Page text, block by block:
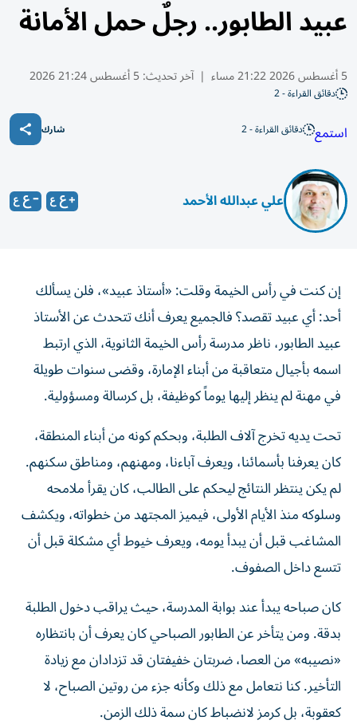
عبيد الطابور.. رجلٌ حمل الأمانة
5 أغسطس 2026 21:22 مساء | آخر تحديث:5 أغسطس 21:24 2026
دقائق القراءة - 2
استمع دقائق القراءة - 2 شارك
علي عبدالله الأحمد
إن كنت في رأس الخيمة وقلت: «أستاذ عبيد»، فلن يسألك
أحد: أي عبيد تقصد؟ فالجميع يعرف أنك تتحدث عن الأستاذ
عبيد الطابور، ناظر مدرسة رأس الخيمة الثانوية، الذي ارتبط
اسمه بأجيال متعاقبة من أبناء الإمارة، وقضى سنوات طويلة
في مهنة لم ينظر إليها يوماً كوظيفة، بل كرسالة ومسؤولية.
تحت يديه تخرج آلاف الطلبة، وبحكم كونه من أبناء المنطقة،
كان يعرفنا بأسمائنا، ويعرف آباءنا، ومهنهم، ومناطق سكنهم.
لم يكن ينتظر النتائج ليحكم على الطالب، كان يقرأ ملامحه
وسلوكه منذ الأيام الأولى، فيميز المجتهد من خطواته، ويكشف
المشاغب قبل أن يبدأ يومه، ويعرف خيوط أي مشكلة قبل أن
تتسع داخل الصفوف.
كان صباحه يبدأ عند بوابة المدرسة، حيث يراقب دخول الطلبة
بدقة. ومن يتأخر عن الطابور الصباحي كان يعرف أن بانتظاره
«نصيبه» من العصا، ضربتان خفيفتان قد تزدادان مع زيادة
التأخير. كنا نتعامل مع ذلك وكأنه جزء من روتين الصباح، لا
كعقوبة، بل كرمز لانضباط كان سمة ذلك الزمن.